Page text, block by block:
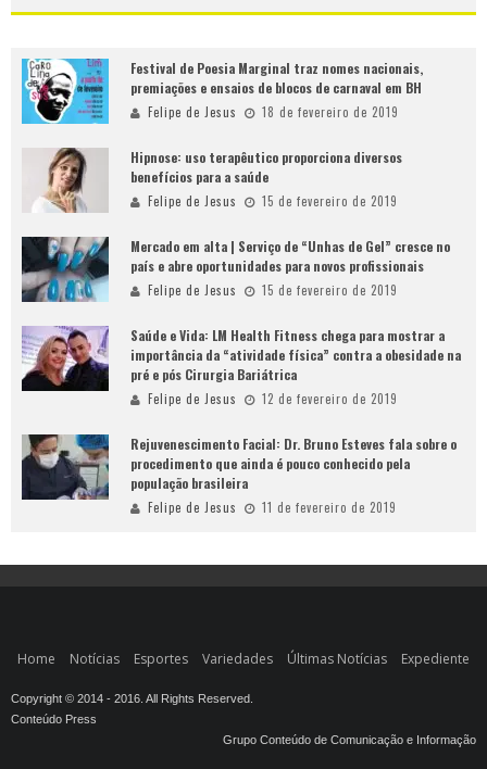
Festival de Poesia Marginal traz nomes nacionais,
premiações e ensaios de blocos de carnaval em BH
Felipe de Jesus 18 de fevereiro de 2019
Hipnose: uso terapêutico proporciona diversos
benefícios para a saúde
Felipe de Jesus 15 de fevereiro de 2019
Mercado em alta | Serviço de “Unhas de Gel” cresce no
país e abre oportunidades para novos profissionais
Felipe de Jesus 15 de fevereiro de 2019
Saúde e Vida: LM Health Fitness chega para mostrar a
importância da “atividade física” contra a obesidade na
pré e pós Cirurgia Bariátrica
Felipe de Jesus 12 de fevereiro de 2019
Rejuvenescimento Facial: Dr. Bruno Esteves fala sobre o
procedimento que ainda é pouco conhecido pela
população brasileira
Felipe de Jesus 11 de fevereiro de 2019
Home Notícias Esportes Variedades Últimas Notícias Expediente
Copyright © 2014 - 2016. All Rights Reserved.
Conteúdo Press
Grupo Conteúdo de Comunicação e Informação